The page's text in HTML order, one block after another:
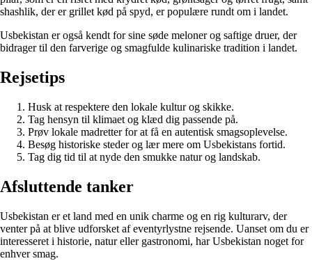
shashlik, der er grillet kød på spyd, er populære rundt om i landet.
Usbekistan er også kendt for sine søde meloner og saftige druer, der
bidrager til den farverige og smagfulde kulinariske tradition i landet.
Rejsetips
Husk at respektere den lokale kultur og skikke.
Tag hensyn til klimaet og klæd dig passende på.
Prøv lokale madretter for at få en autentisk smagsoplevelse.
Besøg historiske steder og lær mere om Usbekistans fortid.
Tag dig tid til at nyde den smukke natur og landskab.
Afsluttende tanker
Usbekistan er et land med en unik charme og en rig kulturarv, der
venter på at blive udforsket af eventyrlystne rejsende. Uanset om du er
interesseret i historie, natur eller gastronomi, har Usbekistan noget for
enhver smag.